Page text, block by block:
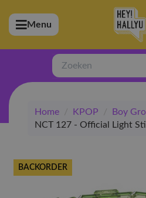
(Artiesten)
(Merchandise)
(Exclusive)
(Winkel)
Menu
Zoeken
Home / KPOP / Boy
NCT 127 - Official Light
BACKORDER